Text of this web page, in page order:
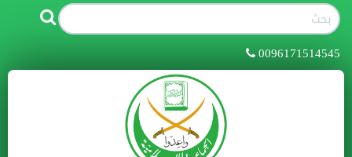
0096171514545